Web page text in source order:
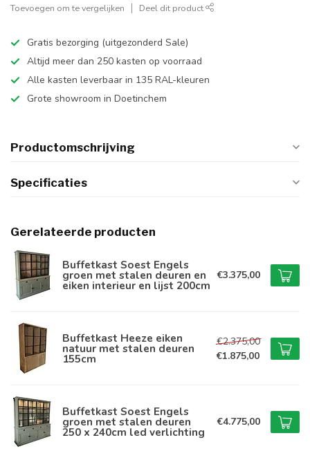
Toevoegen om te vergelijken Deel dit product
Gratis bezorging (uitgezonderd Sale)
Altijd meer dan 250 kasten op voorraad
Alle kasten leverbaar in 135 RAL-kleuren
Grote showroom in Doetinchem
Productomschrijving
Specificaties
Gerelateerde producten
Buffetkast Soest Engels
groen met stalen deuren en
eiken interieur en lijst 200cm
€3.375,00
Buffetkast Heeze eiken
natuur met stalen deuren
155cm
€2.375,00
€1.875,00
Buffetkast Soest Engels
groen met stalen deuren
250 x 240cm led verlichting
€4.775,00